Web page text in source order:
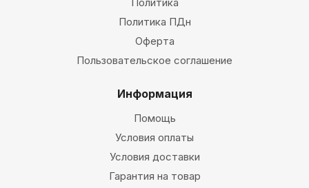
Политика ПДн
Оферта
Пользовательское соглашение
Информация
Помощь
Условия оплаты
Условия доставки
Гарантия на товар